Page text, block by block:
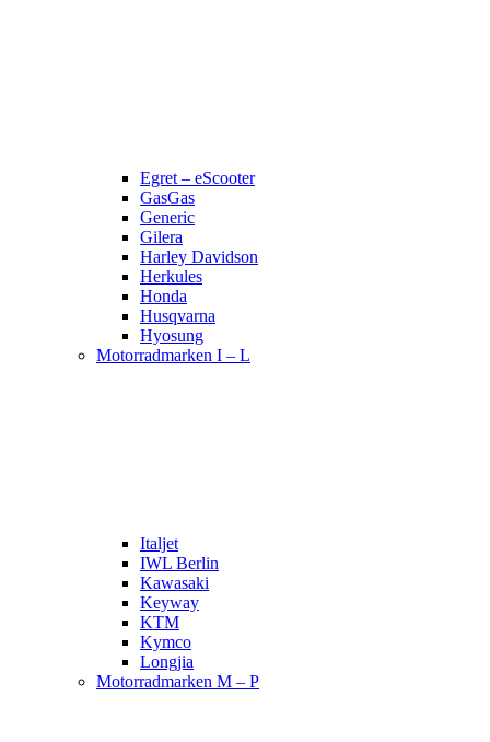
Egret – eScooter
GasGas
Generic
Gilera
Harley Davidson
Herkules
Honda
Husqvarna
Hyosung
Motorradmarken I – L
Italjet
IWL Berlin
Kawasaki
Keyway
KTM
Kymco
Longjia
Motorradmarken M – P